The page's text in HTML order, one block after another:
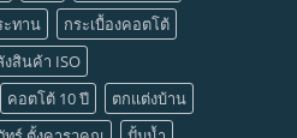
ทาน
กระเบื้องคอตโต้
สินค้า ISO
คอตโต้ 10 ปี
ตกแต่งบ้าน